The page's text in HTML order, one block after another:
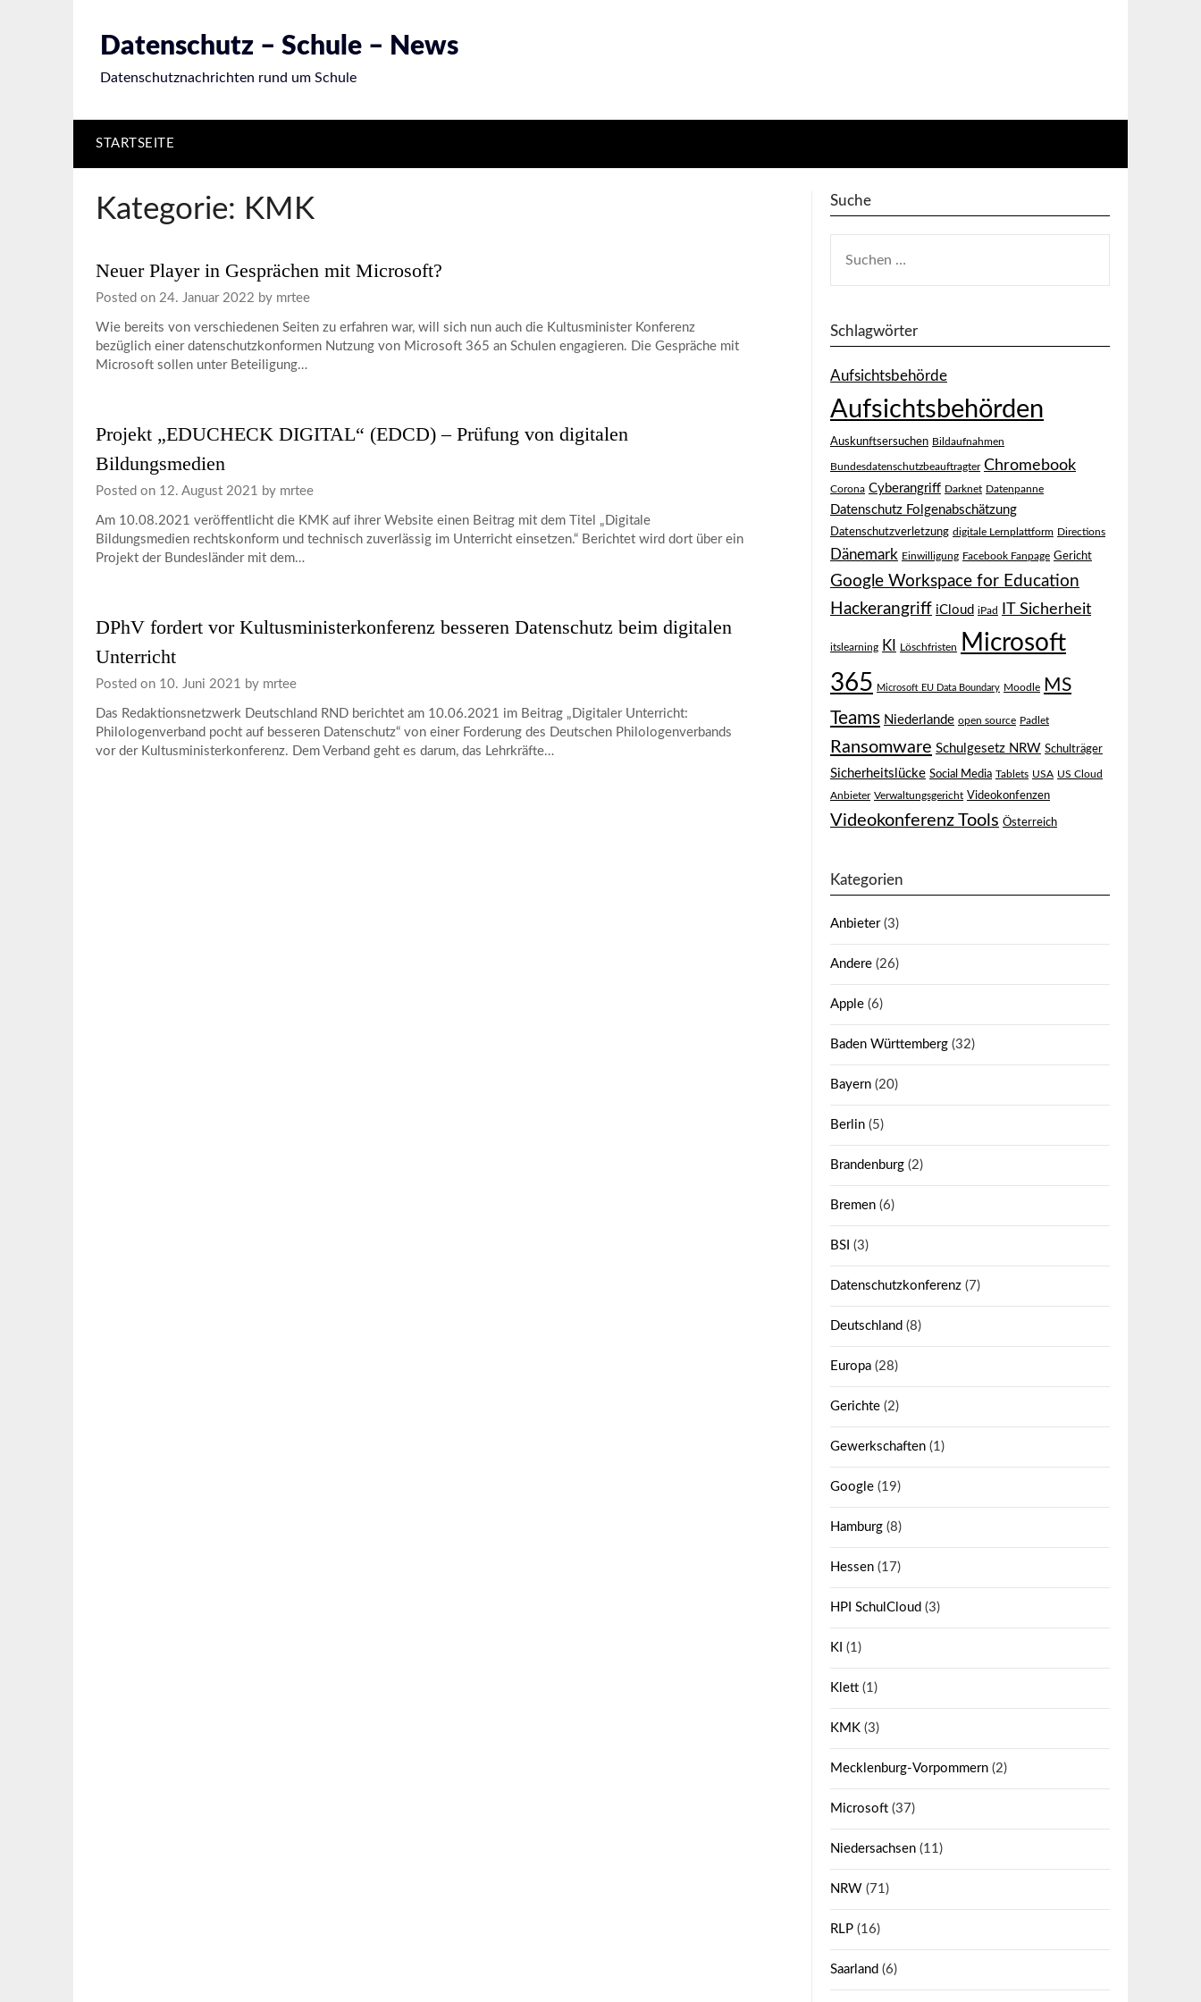
Datenschutz – Schule – News
Datenschutznachrichten rund um Schule
STARTSEITE
Kategorie: KMK
Neuer Player in Gesprächen mit Microsoft?
Posted on 24. Januar 2022 by mrtee
Wie bereits von verschiedenen Seiten zu erfahren war, will sich nun auch die Kultusminister Konferenz
bezüglich einer datenschutzkonformen Nutzung von Microsoft 365 an Schulen engagieren. Die Gespräche mit
Microsoft sollen unter Beteiligung…
Projekt „EDUCHECK DIGITAL“ (EDCD) – Prüfung von digitalen
Bildungsmedien
Posted on 12. August 2021 by mrtee
Am 10.08.2021 veröffentlicht die KMK auf ihrer Website einen Beitrag mit dem Titel „Digitale
Bildungsmedien rechtskonform und technisch zuverlässig im Unterricht einsetzen.“ Berichtet wird dort über ein
Projekt der Bundesländer mit dem…
DPhV fordert vor Kultusministerkonferenz besseren Datenschutz beim digitalen
Unterricht
Posted on 10. Juni 2021 by mrtee
Das Redaktionsnetzwerk Deutschland RND berichtet am 10.06.2021 im Beitrag „Digitaler Unterricht:
Philologenverband pocht auf besseren Datenschutz“ von einer Forderung des Deutschen Philologenverbands
vor der Kultusministerkonferenz. Dem Verband geht es darum, das Lehrkräfte…
Suche
NACH:
Schlagwörter
Aufsichtsbehörde
Aufsichtsbehörden
Auskunftsersuchen Bildaufnahmen
Bundesdatenschutzbeauftragter Chromebook
Corona Cyberangriff Darknet Datenpanne
Datenschutz Folgenabschätzung
Datenschutzverletzung digitale Lernplattform Directions
Dänemark Einwilligung Facebook Fanpage Gericht
Google Workspace for Education
Hackerangriff iCloud iPad IT Sicherheit
itslearning KI Löschfristen
Microsoft
365
Microsoft EU Data Boundary Moodle MS
Teams Niederlande open source Padlet
Ransomware Schulgesetz NRW Schulträger
Sicherheitslücke Social Media Tablets USA US Cloud
Anbieter Verwaltungsgericht Videokonfenzen
Videokonferenz Tools Österreich
Kategorien
Anbieter(3)
Andere(26)
Apple(6)
Baden Württemberg(32)
Bayern(20)
Berlin(5)
Brandenburg(2)
Bremen(6)
BSI (3)
Datenschutzkonferenz(7)
Deutschland (8)
Europa(28)
Gerichte(2)
Gewerkschaften(1)
Google(19)
Hamburg(8)
Hessen(17)
HPI SchulCloud (3)
KI (1)
Klett(1)
KMK(3)
Mecklenburg-Vorpommern(2)
Microsoft(37)
Niedersachsen(11)
NRW (71)
RLP(16)
Saarland (6)